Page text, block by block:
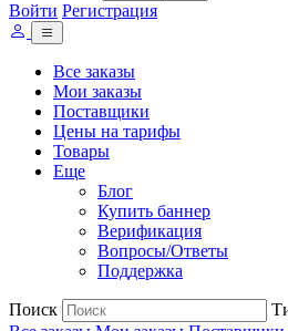
Войти Регистрация
Все заказы
Мои заказы
Поставщики
Цены на тарифы
Товары
Еще
Блог
Купить баннер
Верификация
Вопросы/Ответы
Поддержка
Поиск